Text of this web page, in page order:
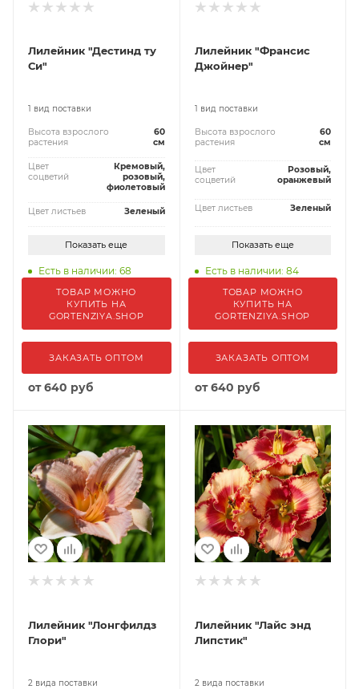
Лилейник "Дестинд ту
Си"
1 вид поставки
Высота взрослого
растения
60
см
Цвет
соцветий
Кремовый,
розовый,
фиолетовый
Цвет листьев Зеленый
Показать еще
Есть в наличии: 68
ТОВАР МОЖНО
КУПИТЬ НА
GORTENZIYA.SHOP
ЗАКАЗАТЬ ОПТОМ
от640 руб
Лилейник "Франсис
Джойнер"
1 вид поставки
Высота взрослого
растения
60
см
Цвет
соцветий
Розовый,
оранжевый
Цвет листьев Зеленый
Показать еще
Есть в наличии: 84
ТОВАР МОЖНО
КУПИТЬ НА
GORTENZIYA.SHOP
ЗАКАЗАТЬ ОПТОМ
от640 руб
Лилейник "Лонгфилдз
Глори"
2 вида поставки
Лилейник "Лайс энд
Липстик"
2 вида поставки